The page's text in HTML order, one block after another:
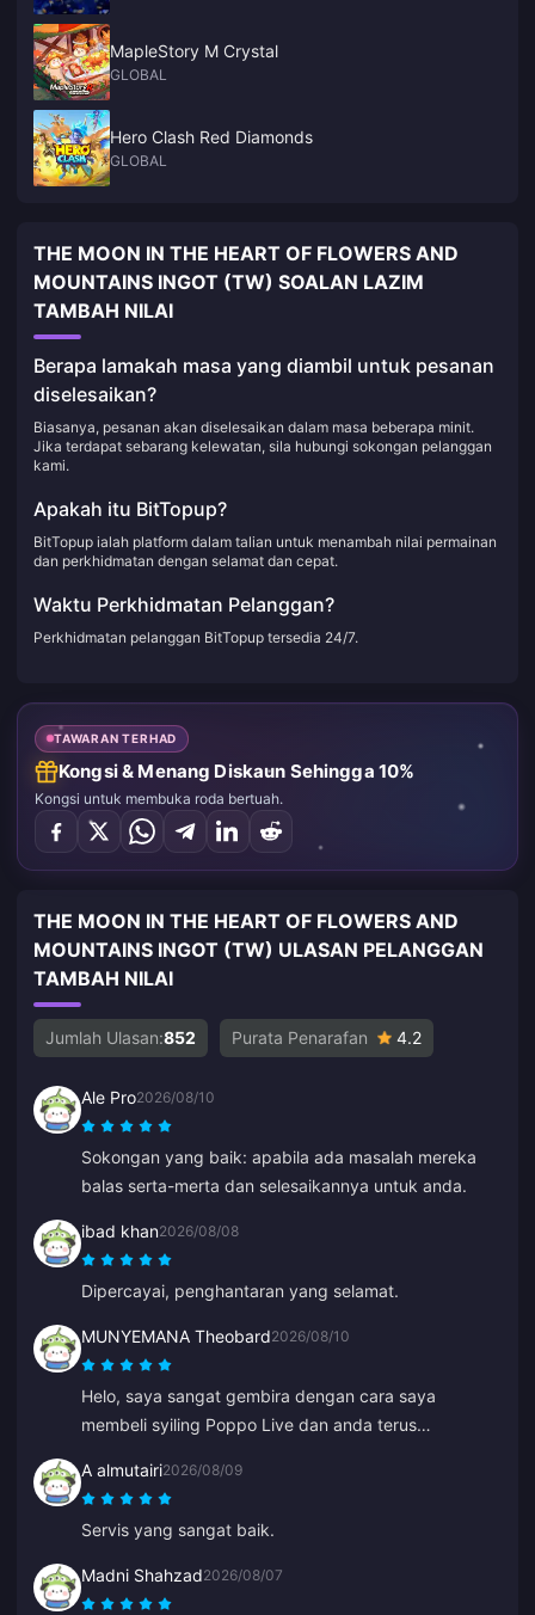
MapleStory M Crystal
GLOBAL
Hero Clash Red Diamonds
GLOBAL
THE MOON IN THE HEART OF FLOWERS AND
MOUNTAINS INGOT (TW) SOALAN LAZIM
TAMBAH NILAI
Berapa lamakah masa yang diambil untuk pesanan
diselesaikan?
Biasanya, pesanan akan diselesaikan dalam masa beberapa minit.
Jika terdapat sebarang kelewatan, sila hubungi sokongan pelanggan
kami.
Apakah itu BitTopup?
BitTopup ialah platform dalam talian untuk menambah nilai permainan
dan perkhidmatan dengan selamat dan cepat.
Waktu Perkhidmatan Pelanggan?
Perkhidmatan pelanggan BitTopup tersedia 24/7.
TAWARAN TERHAD
Kongsi & Menang Diskaun Sehingga 10%
Kongsi untuk membuka roda bertuah.
THE MOON IN THE HEART OF FLOWERS AND
MOUNTAINS INGOT (TW) ULASAN PELANGGAN
TAMBAH NILAI
Jumlah Ulasan:852 Purata Penarafan 4.2
Ale Pro2026/08/10
Sokongan yang baik: apabila ada masalah mereka
balas serta-merta dan selesaikannya untuk anda.
ibad khan2026/08/08
Dipercayai, penghantaran yang selamat.
MUNYEMANA Theobard2026/08/10
Helo, saya sangat gembira dengan cara saya
membeli syiling Poppo Live dan anda terus
segera. Saya berpuas hati dengan aplikasi anda dan
cara ia membimbing saya. Terima kasih, teruskan
usaha ini.
A almutairi2026/08/09
Servis yang sangat baik.
Madni Shahzad2026/08/07